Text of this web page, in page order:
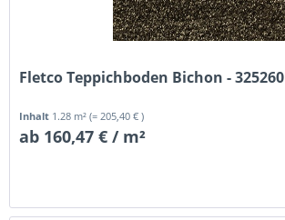
Fletco Teppichboden Bichon - 325260
Inhalt 1.28 m²(= 205,40 € )
ab 160,47 € / m²